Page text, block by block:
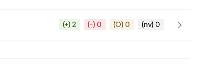
(+) 2 (-) 0 (O) 0 (nv) 0